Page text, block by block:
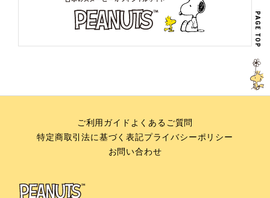
PAGE TOP
ご利用ガイド よくあるご質問
特定商取引法に基づく表記プライバシーポリシー
お問い合わせ